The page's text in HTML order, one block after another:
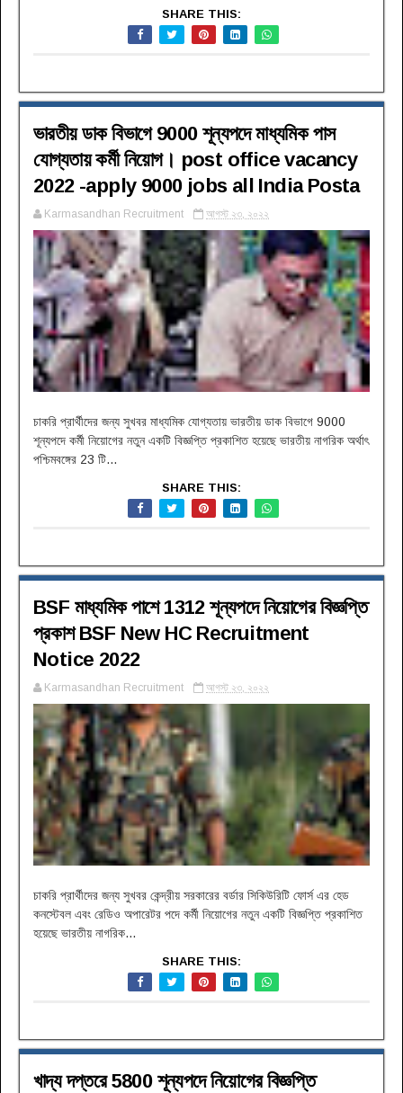
SHARE THIS:
ভারতীয় ডাক বিভাগে 9000 শূন্যপদে মাধ্যমিক পাস
যোগ্যতায় কর্মী নিয়োগ। post office vacancy
2022 -apply 9000 jobs all India Posta
Karmasandhan Recruitment আগস্ট ২৩, ২০২২
চাকরি প্রার্থীদের জন্য সুখবর মাধ্যমিক যোগ্যতায় ভারতীয় ডাক বিভাগে 9000
শূন্যপদে কর্মী নিয়োগের নতুন একটি বিজ্ঞপ্তি প্রকাশিত হয়েছে ভারতীয় নাগরিক অর্থাৎ
পশ্চিমবঙ্গের 23 টি...
SHARE THIS:
BSF মাধ্যমিক পাশে 1312 শূন্যপদে নিয়োগের বিজ্ঞপ্তি
প্রকাশ BSF New HC Recruitment
Notice 2022
Karmasandhan Recruitment আগস্ট ২৩, ২০২২
চাকরি প্রার্থীদের জন্য সুখবর কেন্দ্রীয় সরকারের বর্ডার সিকিউরিটি ফোর্স এর হেড
কনস্টেবল এবং রেডিও অপারেটর পদে কর্মী নিয়োগের নতুন একটি বিজ্ঞপ্তি প্রকাশিত
হয়েছে ভারতীয় নাগরিক...
SHARE THIS:
খাদ্য দপ্তরে 5800 শূন্যপদে নিয়োগের বিজ্ঞপ্তি